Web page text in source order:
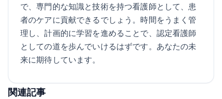
で、専門的な知識と技術を持つ看護師として、患
者のケアに貢献できるでしょう。時間をうまく管
理し、計画的に学習を進めることで、認定看護師
としての道を歩んでいけるはずです。あなたの未
来に期待しています。
関連記事